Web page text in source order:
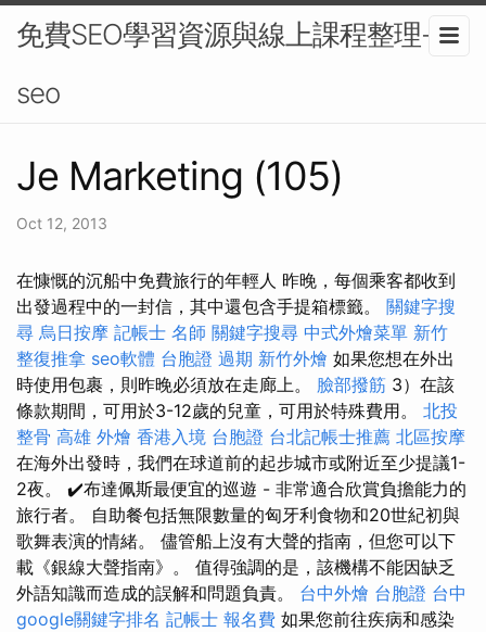
免費SEO學習資源與線上課程整理-
seo
Je Marketing (105)
Oct 12, 2013
在慷慨的沉船中免費旅行的年輕人 昨晚，每個乘客都收到
出發過程中的一封信，其中還包含手提箱標籤。 關鍵字搜
尋 烏日按摩 記帳士 名師 關鍵字搜尋 中式外燴菜單 新竹
整復推拿 seo軟體 台胞證 過期 新竹外燴 如果您想在外出
時使用包裹，則昨晚必須放在走廊上。 臉部撥筋 3）在該
條款期間，可用於3-12歲的兒童，可用於特殊費用。 北投
整骨 高雄 外燴 香港入境 台胞證 台北記帳士推薦 北區按摩
在海外出發時，我們在球道前的起步城市或附近至少提議1-
2夜。 ✔️布達佩斯最便宜的巡遊 - 非常適合欣賞負擔能力的
旅行者。 自助餐包括無限數量的匈牙利食物和20世紀初與
歌舞表演的情緒。 儘管船上沒有大聲的指南，但您可以下
載《銀線大聲指南》。 值得強調的是，該機構不能因缺乏
外語知識而造成的誤解和問題負責。 台中外燴 台胞證 台中
google關鍵字排名 記帳士 報名費 如果您前往疾病和感染